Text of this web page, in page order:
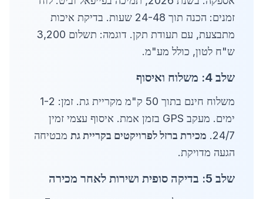
זמנים: הכנה תוך 24-48 שעות. בדיקת איכות
מתבצעת, עם תעודת תקן. דוגמה: תשלום 3,200
ש"ח לטון, כולל מע"מ.
שלב 4: משלוח ואיסוף
משלוח חינם בתוך 50 ק"מ מקריית גת. זמן: 1-2
ימים. מעקב GPS בזמן אמת. איסוף עצמי זמין
24/7. מכירת ברזל לפרויקטים בקריית גת מבטיחה
הגעה מדויקת.
שלב 5: בדיקה סופית ושירות לאחר מכירה